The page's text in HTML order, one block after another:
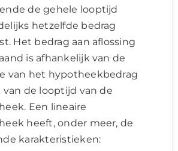
de gehele looptijd
hetzelfde bedrag
Het bedrag aan aflossing
is afhankelijk van de
van het hypotheekbedrag
van de looptijd van de
Een lineaire
heeft, onder meer, de
karakteristieken: